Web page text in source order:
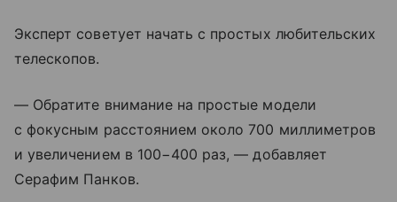
Эксперт советует начать с простых любительских
телескопов.
— Обратите внимание на простые модели
с фокусным расстоянием около 700 миллиметров
и увеличением в 100−400 раз, — добавляет
Серафим Панков.